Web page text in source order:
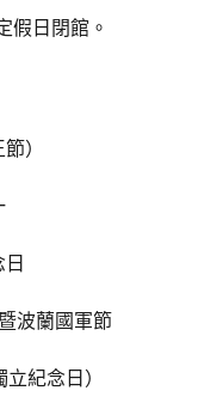
假日閉館。
）
波蘭國軍節
紀念日）